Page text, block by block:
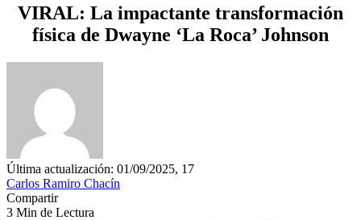
VIRAL: La impactante transformación
física de Dwayne ‘La Roca’ Johnson
Última actualización: 01/09/2025, 17
Carlos Ramiro Chacín
Compartir
3 Min de Lectura